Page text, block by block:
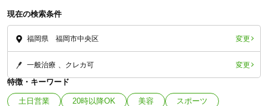
現在の検索条件
福岡県 福岡市中央区 変更
一般治療 クレカ可 変更
特徴・キーワード
土日営業 20時以降OK 美容
スポーツ
「健康にはりを見た」